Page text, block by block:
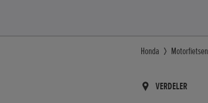
Honda Motorfietsen
VERDELER